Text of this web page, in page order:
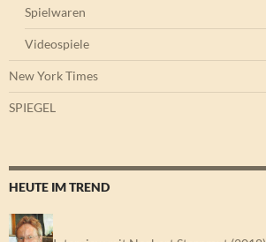
Spielwaren
Videospiele
New York Times
SPIEGEL
HEUTE IM TREND